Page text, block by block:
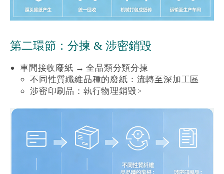
第二環節：分揀 & 涉密銷毀
車間接收廢紙 → 全品類分類分揀
不同性質纖維品種的廢紙：流轉至深加工區
涉密印刷品：執行物理銷毀>